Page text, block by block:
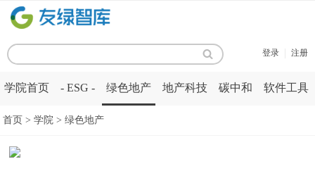
登录 注册
学院首页 - ESG - 绿色地产 地产科技 碳中和 软件工具
首页 > 学院 > 绿色地产